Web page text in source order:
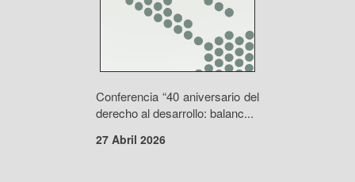
Conferencia “40 aniversario del
derecho al desarrollo: balanc...
27 Abril 2026